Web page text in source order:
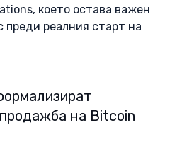
което остава важен
преди реалния старт на
на Bitcoin